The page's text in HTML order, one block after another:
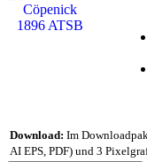
Download: Im
AI EPS, PDF) und 3